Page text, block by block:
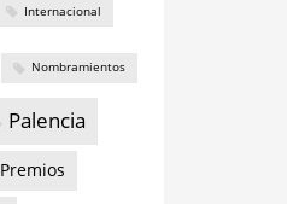
Internacional
Nombramientos
Palencia
Premios